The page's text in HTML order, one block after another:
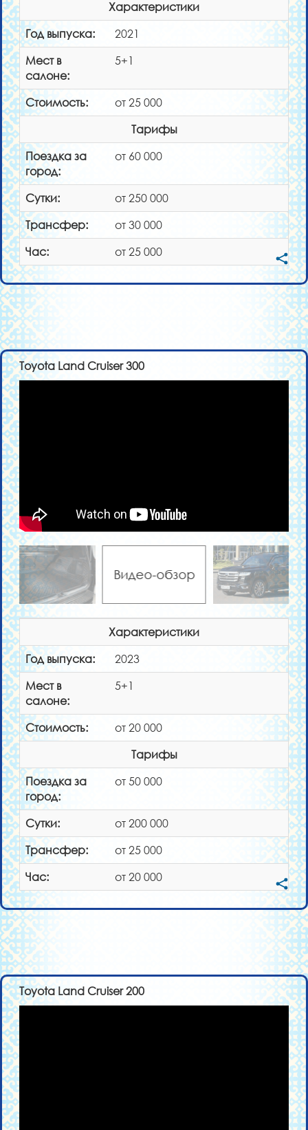
Характеристики
Год выпуска:
2021
Мест в
салоне:
5+1
Стоимость:
от 25 000
Тарифы
Поездка за
город:
от 60 000
Сутки:
от 250 000
Трансфер:
от 30 000
Час:
от 25 000
Toyota Land Cruiser 300
Видео-обзор
Характеристики
Год выпуска:
2023
Мест в
салоне:
5+1
Стоимость:
от 20 000
Тарифы
Поездка за
город:
от 50 000
Сутки:
от 200 000
Трансфер:
от 25 000
Час:
от 20 000
Toyota Land Cruiser 200